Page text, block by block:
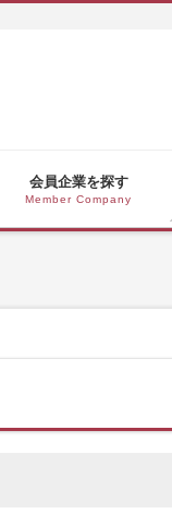
会員企業を探す
Member Company